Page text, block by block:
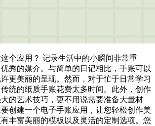
个应用？ 记录生活中的小瞬间非常重
秀的媒介。与简单的日记相比，手账可以
更美丽的呈现。然而，对于忙于日常学习
统的纸质手账花费太多时间。此外，创作
的艺术技巧，更不用说需要准备大量材
创建一个电子手账应用，让您轻松创作美
丰富美丽的模板以及灵活的定制选项。您